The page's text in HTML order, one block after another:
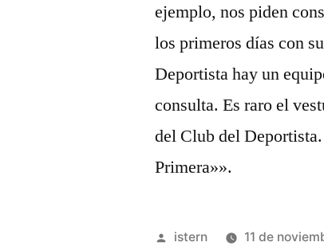
ejemplo, nos piden
los primeros días con
Deportista hay un
consulta. Es raro el
del Club del
Primera»».
Publicado
istern 11 de